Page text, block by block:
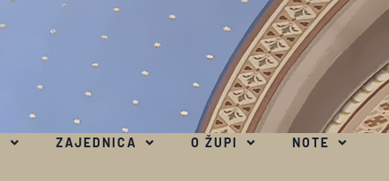
ZAJEDNICA O ŽUPI NOTE